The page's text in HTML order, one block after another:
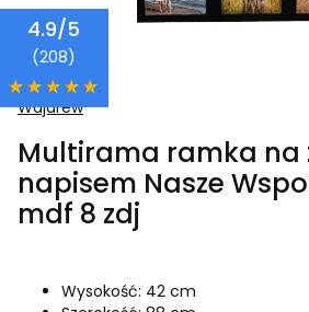
Wajdrew
Multirama ramka na
napisem Nasze
mdf 8 zdj
Wysokość: 42 cm
4.9/5
(208)